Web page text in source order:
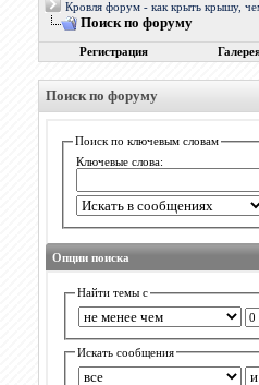
Кровля форум - как крыть крышу,
Поиск по форуму
Регистрация
Поиск по форуму
Поиск по ключевым словам
Ключевые слова:
Опции поиска
Найти темы с
Искать сообщения